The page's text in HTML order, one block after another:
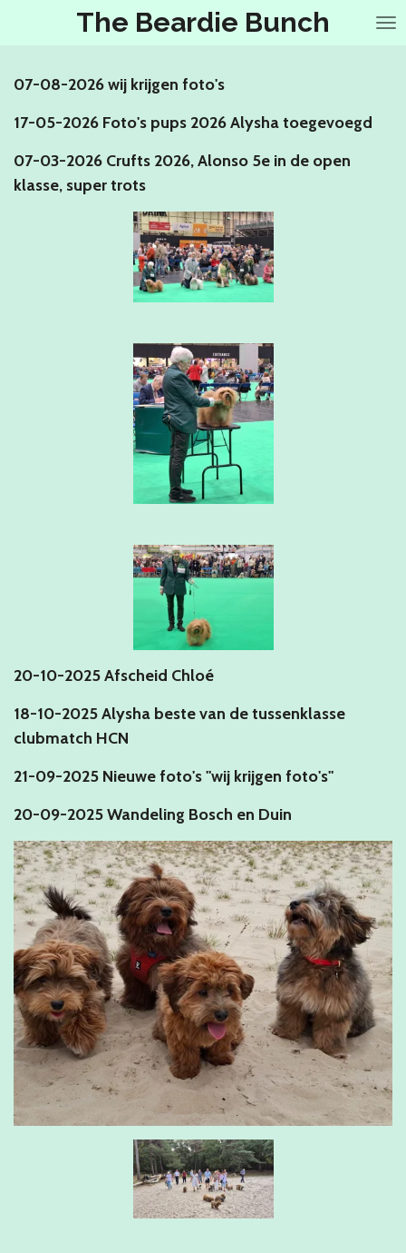
de
The Beardie Bunch
07-08-2026 wij krijgen foto's
17-05-2026 Foto's pups 2026 Alysha toegevoegd
07-03-2026 Crufts 2026, Alonso 5e in de open
klasse, super trots
20-10-2025 Afscheid Chloé
18-10-2025 Alysha beste van de tussenklasse
clubmatch HCN
21-09-2025 Nieuwe foto's "wij krijgen foto's"
20-09-2025 Wandeling Bosch en Duin